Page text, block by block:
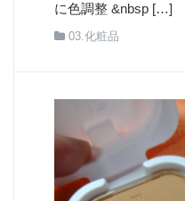
に色調整 &nbsp […]
03.化粧品